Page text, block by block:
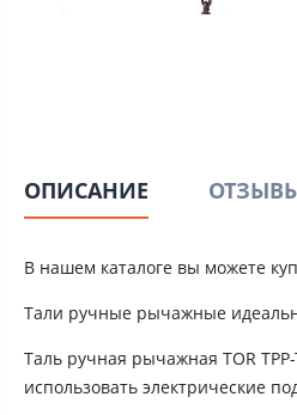
ОПИСАНИЕ
В нашем каталоге вы можете
Тали ручные рычажные
Таль ручная рычажная TOR
использовать электрические